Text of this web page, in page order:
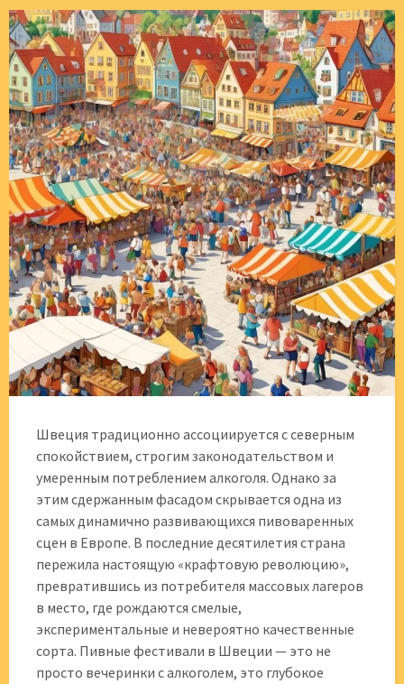
Швеция традиционно ассоциируется с северным
спокойствием, строгим законодательством и
умеренным потреблением алкоголя. Однако за
этим сдержанным фасадом скрывается одна из
самых динамично развивающихся пивоваренных
сцен в Европе. В последние десятилетия страна
пережила настоящую «крафтовую революцию»,
превратившись из потребителя массовых лагеров
в место, где рождаются смелые,
экспериментальные и невероятно качественные
сорта. Пивные фестивали в Швеции — это не
просто вечеринки с алкоголем, это глубокое